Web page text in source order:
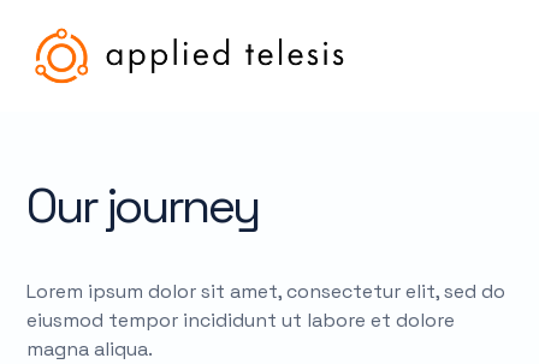
Our journey
Lorem ipsum dolor sit amet, consectetur elit, sed do
eiusmod tempor incididunt ut labore et dolore
magna aliqua.